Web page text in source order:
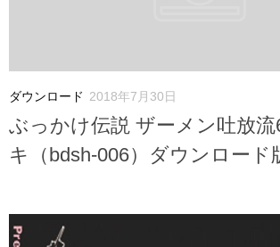
ダウンロード 2018年7月30日
ぶっかけ伝説 ザーメン吐放
キ（bdsh-006）ダウンロード